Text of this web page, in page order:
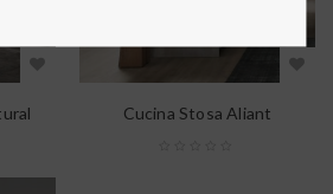
Cucina Stosa Aliant